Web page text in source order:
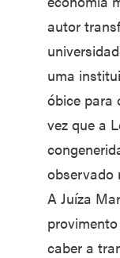
autor
uma
óbice para
vez que a
observado
A Juíza
caber a